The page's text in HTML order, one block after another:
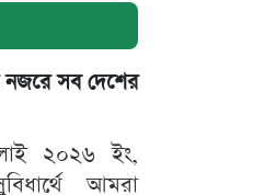
সব দেশের
২০২৬ ইং,
আমরা